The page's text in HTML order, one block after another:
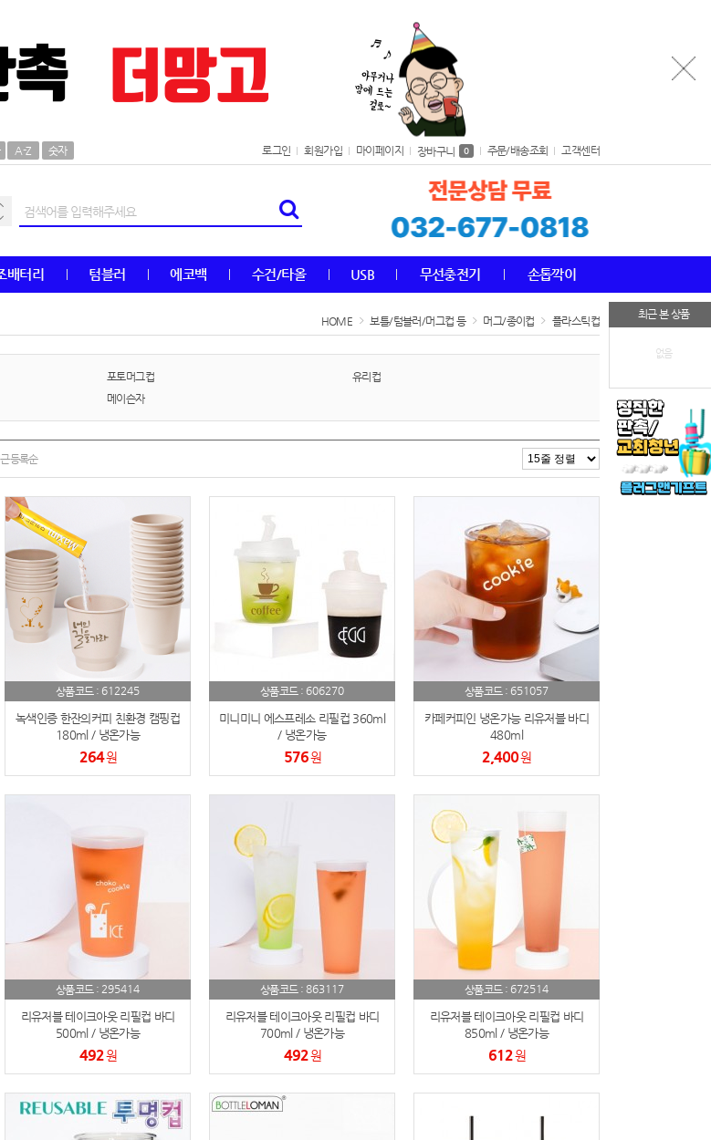
A-Z 숫자 로그인 회원가입 마이페이지 장바구니 0 주문/배송조회 고객센터
배터리 텀블러 에코백 수건/타올 USB 무선충전기 손톱깍이
최근 본 상품
없음
HOME 보틀/텀블러/머그컵 등 머그/종이컵 플라스틱컵
포토머그컵
유리컵
메이슨자
등록순
상품코드 : 612245
녹색인증 한잔의커피 친환경 캠핑컵
180ml / 냉온가능
264원
상품코드 : 606270
미니미니 에스프레소 리필컵 360ml
/ 냉온가능
576원
상품코드 : 651057
카페커피인 냉온가능 리유저블 바디
480ml
2,400원
상품코드 : 295414
리유저블 테이크아웃 리필컵 바디
500ml / 냉온가능
492원
상품코드 : 863117
리유저블 테이크아웃 리필컵 바디
700ml / 냉온가능
492원
상품코드 : 672514
리유저블 테이크아웃 리필컵 바디
850ml / 냉온가능
612원